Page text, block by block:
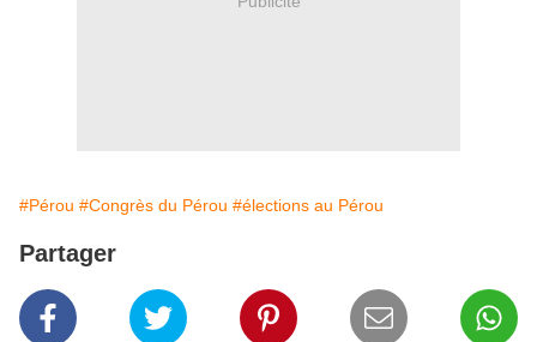
#Pérou #Congrès du Pérou #élections au Pérou
Partager